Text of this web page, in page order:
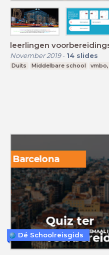
leerlingen
November 2019- 14 slides
Duits Middelbare school
Dé Schoolreisgids